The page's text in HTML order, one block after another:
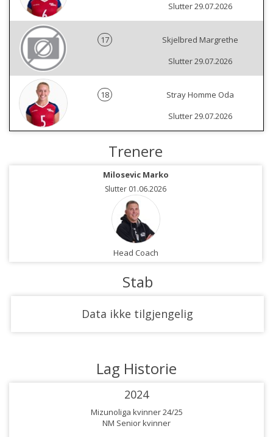
Slutter 29.07.2026
17
Skjelbred Margrethe
Slutter 29.07.2026
18
Stray Homme Oda
Slutter 29.07.2026
Trenere
Milosevic Marko
Slutter 01.06.2026
Head Coach
Stab
Data ikke tilgjengelig
Lag Historie
2024
Mizunoliga kvinner 24/25
NM Senior kvinner